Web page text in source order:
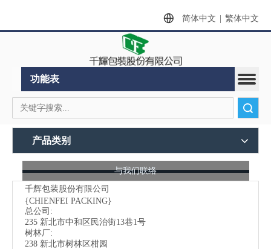
简体中文 繁体中文
功能表
产品类别
与我们联络
千辉包装股份有限公司
{CHIENFEI PACKING}
总公司:
235 新北市中和区民治街13巷1号
树林厂:
238 新北市树林区柑园